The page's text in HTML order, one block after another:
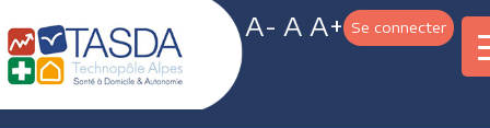
A- A A+ Se connecter